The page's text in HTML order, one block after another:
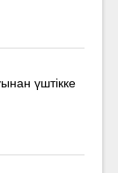
үштікке